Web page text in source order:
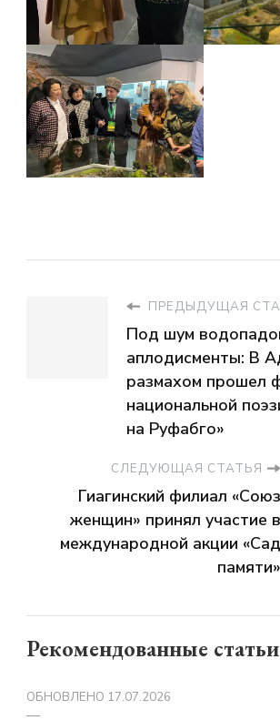
ПРЕДЫДУЩАЯ
Под шум
аплодисменты: В
размахом прошел
национальной
на Руфабго»
СЛЕДУЮЩАЯ СТАТЬЯ
Гиагинский филиал «Союз
женщин» принял участие в
международной акции «Сад
памяти»
Рекомендованные статьи
ОБНОВЛЕНО 17.07.2026